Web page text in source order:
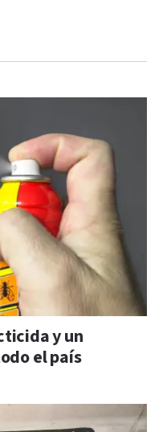
y un
el país